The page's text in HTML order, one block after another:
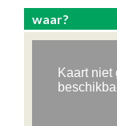
waar?